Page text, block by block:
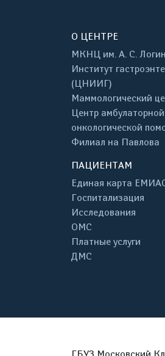
О ЦЕНТРЕ
МКНЦ им. А. С.
Институт
(ЦНИИГ)
Маммологический
Центр амбулаторной
онкологической
Филиал на Павлова
ПАЦИЕНТАМ
Единая карта
Госпитализация
Исследования
ОМС
Платные услуги
ДМС